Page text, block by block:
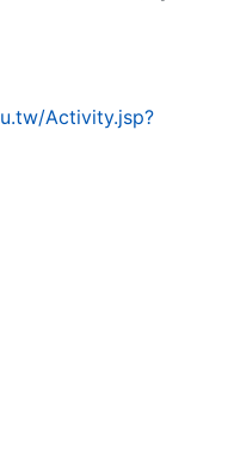
Activity.jsp?